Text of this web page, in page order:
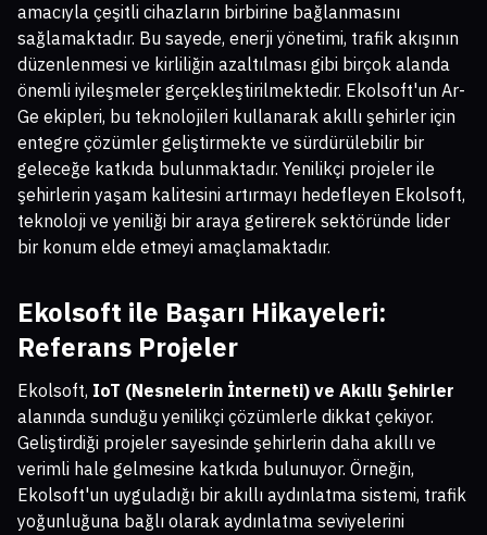
amacıyla çeşitli cihazların birbirine bağlanmasını
sağlamaktadır. Bu sayede, enerji yönetimi, trafik akışının
düzenlenmesi ve kirliliğin azaltılması gibi birçok alanda
önemli iyileşmeler gerçekleştirilmektedir. Ekolsoft'un Ar-
Ge ekipleri, bu teknolojileri kullanarak akıllı şehirler için
entegre çözümler geliştirmekte ve sürdürülebilir bir
geleceğe katkıda bulunmaktadır. Yenilikçi projeler ile
şehirlerin yaşam kalitesini artırmayı hedefleyen Ekolsoft,
teknoloji ve yeniliği bir araya getirerek sektöründe lider
bir konum elde etmeyi amaçlamaktadır.
Ekolsoft ile Başarı Hikayeleri:
Referans Projeler
Ekolsoft, IoT (Nesnelerin İnterneti) ve Akıllı Şehirler
alanında sunduğu yenilikçi çözümlerle dikkat çekiyor.
Geliştirdiği projeler sayesinde şehirlerin daha akıllı ve
verimli hale gelmesine katkıda bulunuyor. Örneğin,
Ekolsoft'un uyguladığı bir akıllı aydınlatma sistemi, trafik
yoğunluğuna bağlı olarak aydınlatma seviyelerini